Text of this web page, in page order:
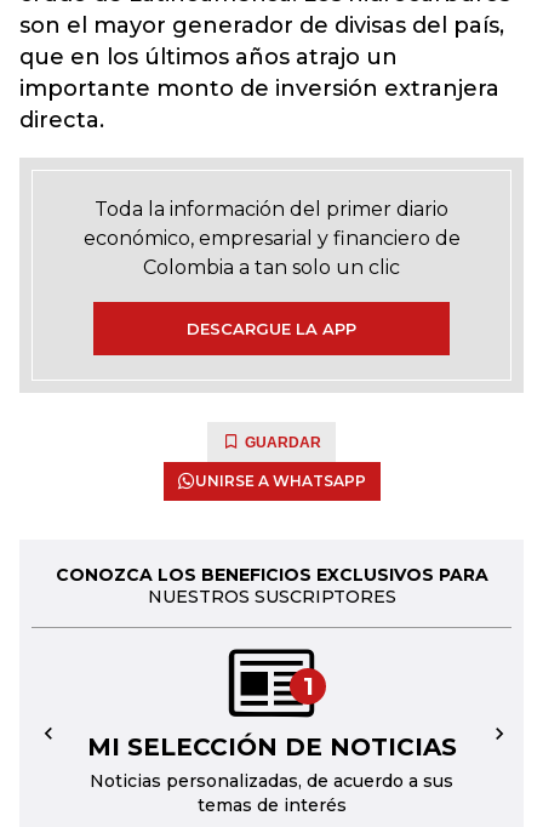
son el mayor generador de divisas del país,
que en los últimos años atrajo un
importante monto de inversión extranjera
directa.
Toda la información del primer diario
económico, empresarial y financiero de
Colombia a tan solo un clic
DESCARGUE LA APP
GUARDAR
UNIRSE A WHATSAPP
CONOZCA LOS BENEFICIOS EXCLUSIVOS PARA
NUESTROS SUSCRIPTORES
1
MI SELECCIÓN DE NOTICIAS
Noticias personalizadas, de acuerdo a sus
temas de interés
← →